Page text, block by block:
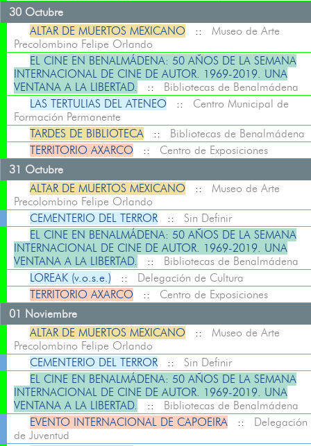
30 Octubre
ALTAR DE MUERTOS MEXICANO :: Museo de Arte
Precolombino Felipe Orlando
EL CINE EN BENALMÁDENA: 50 AÑOS DE LA SEMANA
INTERNACIONAL DE CINE DE AUTOR. 1969-2019. UNA
VENTANA A LA LIBERTAD.
:: Bibliotecas de Benalmádena
LAS TERTULIAS DEL ATENEO :: Centro Municipal de
Formación Permanente
TARDES DE BIBLIOTECA :: Bibliotecas de Benalmádena
TERRITORIO AXARCO :: Centro de Exposiciones
31 Octubre
ALTAR DE MUERTOS MEXICANO :: Museo de Arte
Precolombino Felipe Orlando
CEMENTERIO DEL TERROR:: Sin Definir
EL CINE EN BENALMÁDENA: 50 AÑOS DE LA SEMANA
INTERNACIONAL DE CINE DE AUTOR. 1969-2019. UNA
VENTANA A LA LIBERTAD.
:: Bibliotecas de Benalmádena
LOREAK (v.o.s.e.) :: Delegación de Cultura
TERRITORIO AXARCO :: Centro de Exposiciones
01 Noviembre
ALTAR DE MUERTOS MEXICANO :: Museo de Arte
Precolombino Felipe Orlando
CEMENTERIO DEL TERROR:: Sin Definir
EL CINE EN BENALMÁDENA: 50 AÑOS DE LA SEMANA
INTERNACIONAL DE CINE DE AUTOR. 1969-2019. UNA
VENTANA A LA LIBERTAD.
:: Bibliotecas de Benalmádena
EVENTO INTERNACIONAL DE CAPOEIRA :: Delegación
de Juventud